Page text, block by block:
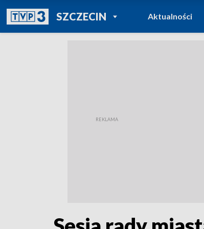
SZCZECINPOWRÓT DO
TVP REGIONY
Aktualności